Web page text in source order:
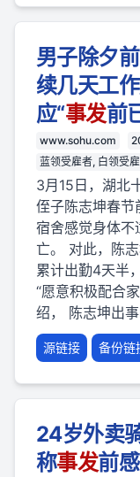
男子除夕
续几天工
应“事发前
www.sohu.com
蓝领受雇者, 白领受
3月15日，湖北
侄子陈志坤春节
宿舍感觉身体不
亡。 对此，陈
累计出勤4天半
“愿意积极配合
绍， 陈志坤出
源链接 备份链
24岁外卖
称事发前